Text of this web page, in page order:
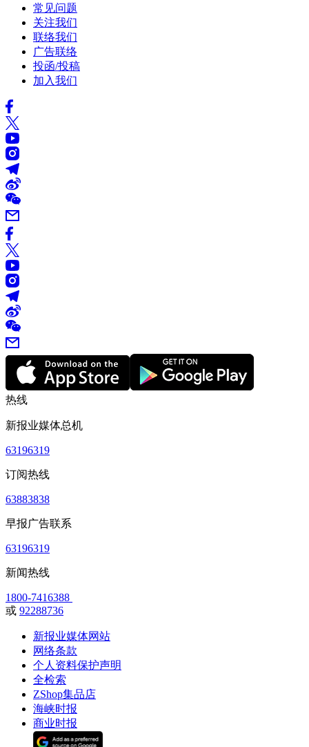
常见问题
关注我们
联络我们
广告联络
投函/投稿
加入我们
热线
新报业媒体总机
63196319
订阅热线
63883838
早报广告联系
63196319
新闻热线
1800-7416388
或 92288736
新报业媒体网站
网络条款
个人资料保护声明
全检索
ZShop集品店
海峡时报
商业时报